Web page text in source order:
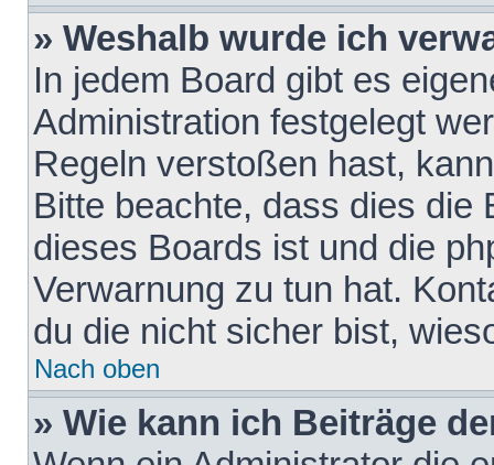
» Weshalb wurde ich
In jedem Board gibt es
Administration festgelegt
Regeln verstoßen hast,
Bitte beachte, dass dies die
dieses Boards ist und die
Verwarnung zu tun hat.
du die nicht sicher bist,
Nach oben
» Wie kann ich Beiträge